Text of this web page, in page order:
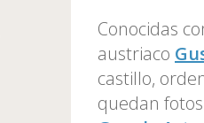
Conocidas
austriaco
castillo,
quedan